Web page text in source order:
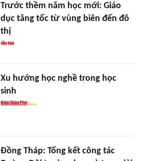
Trước thềm năm học mới: Giáo
dục tăng tốc từ vùng biên đến đô
thị
Xu hướng học nghề trong học
sinh
Đồng Tháp: Tổng kết công tác